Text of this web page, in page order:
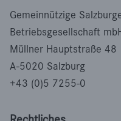
Gemeinnützige
Betriebsgesellschaft
Müllner Hauptstraße 48
A-5020 Salzburg
+43 (0)5 7255-0